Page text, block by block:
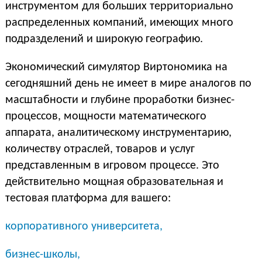
инструментом для больших территориально
распределенных компаний, имеющих много
подразделений и широкую географию.
Экономический симулятор Виртономика на
сегодняшний день не имеет в мире аналогов по
масштабности и глубине проработки бизнес-
процессов, мощности математического
аппарата, аналитическому инструментарию,
количеству отраслей, товаров и услуг
представленным в игровом процессе. Это
действительно мощная образовательная и
тестовая платформа для вашего:
корпоративного университета,
бизнес-школы,